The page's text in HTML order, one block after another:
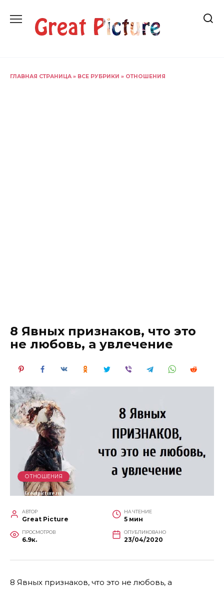
содержанию
ГЛАВНАЯ СТРАНИЦА » ВСЕ РУБРИКИ » ОТНОШЕНИЯ
8 Явных признаков, что это
не любовь, а увлечение
ОТНОШЕНИЯ
АВТОР
Great Picture
НА ЧТЕНИЕ
5 мин
ПРОСМОТРОВ
6.9к.
ОПУБЛИКОВАНО
23/04/2020
8 Явных признаков, что это не любовь, а